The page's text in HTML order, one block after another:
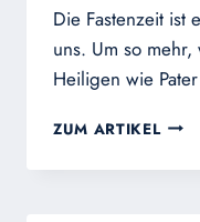
DEN
Die Fastenzeit ist
uns. Um so
Heiligen wie
ZUM ARTIKEL DIE
MIT